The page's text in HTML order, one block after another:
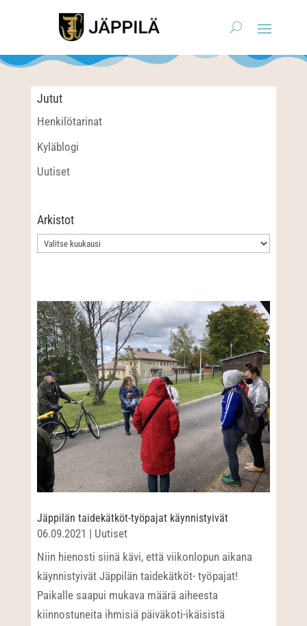
Jutut
Henkilötarinat
Kyläblogi
Uutiset
Arkistot
Arkistot
Jäppilän taidekätköt-työpajat käynnistyivät
06.09.2021 | Uutiset
Niin hienosti siinä kävi, että viikonlopun aikana
käynnistyivät Jäppilän taidekätköt- työpajat!
Paikalle saapui mukava määrä aiheesta
kiinnostuneita ihmisiä päiväkoti-ikäisistä